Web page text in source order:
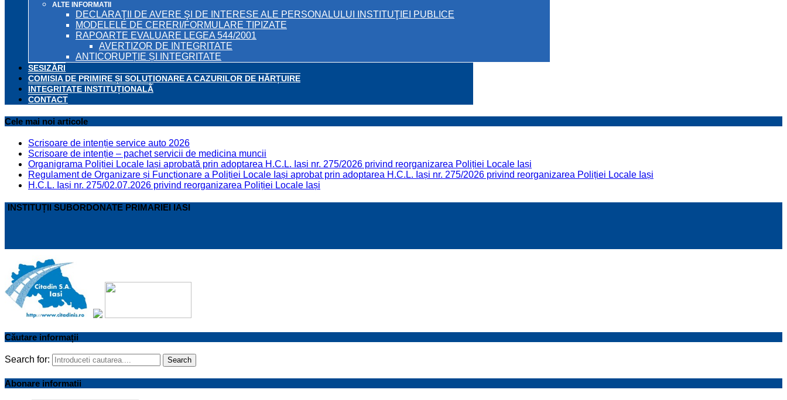
ALTE INFORMATII
DECLARAŢII DE AVERE ŞI DE INTERESE ALE PERSONALULUI INSTITUŢIEI PUBLICE
MODELELE DE CERERI/FORMULARE TIPIZATE
RAPOARTE EVALUARE LEGEA 544/2001
AVERTIZOR DE INTEGRITATE
ANTICORUPȚIE ȘI INTEGRITATE
SESIZĂRI
COMISIA DE PRIMIRE ȘI SOLUȚIONARE A CAZURILOR DE HĂRȚUIRE
INTEGRITATE INSTITUȚIONALĂ
CONTACT
Cele mai noi articole
Scrisoare de intenție service auto 2026
Scrisoare de intenție – pachet servicii de medicina muncii
Organigrama Poliției Locale Iași aprobată prin adoptarea H.C.L. Iași nr. 275/2026 privind reorganizarea Poliției Locale Iași
Regulament de Organizare și Funcționare a Poliției Locale Iași aprobat prin adoptarea H.C.L. Iași nr. 275/2026 privind reorganizarea Poliției Locale Iași
H.C.L. Iași nr. 275/02.07.2026 privind reorganizarea Poliției Locale Iași
INSTITUȚII SUBORDONATE PRIMARIEI IASI
Căutare informații
Search for: Search
Abonare informatii